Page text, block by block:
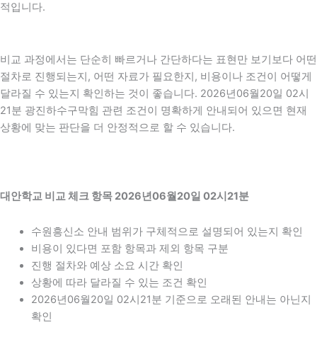
적입니다.
비교 과정에서는 단순히 빠르거나 간단하다는 표현만 보기보다 어떤
절차로 진행되는지, 어떤 자료가 필요한지, 비용이나 조건이 어떻게
달라질 수 있는지 확인하는 것이 좋습니다. 2026년06월20일 02시
21분 광진하수구막힘 관련 조건이 명확하게 안내되어 있으면 현재
상황에 맞는 판단을 더 안정적으로 할 수 있습니다.
대안학교 비교 체크 항목 2026년06월20일 02시21분
수원흥신소 안내 범위가 구체적으로 설명되어 있는지 확인
비용이 있다면 포함 항목과 제외 항목 구분
진행 절차와 예상 소요 시간 확인
상황에 따라 달라질 수 있는 조건 확인
2026년06월20일 02시21분 기준으로 오래된 안내는 아닌지
확인